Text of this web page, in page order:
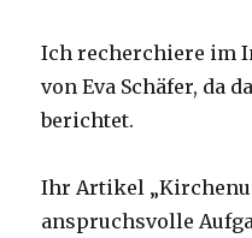
Ich recherchiere im
von Eva Schäfer, da
berichtet.
Ihr Artikel
anspruchsvolle